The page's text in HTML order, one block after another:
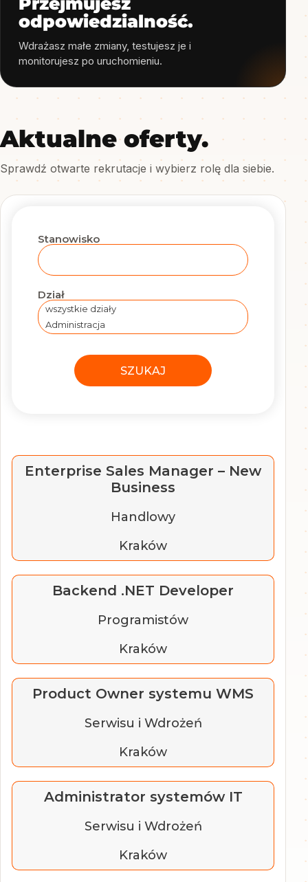
odpowiedzialność.
Wdrażasz małe zmiany, testujesz je i
monitorujesz po uruchomieniu.
Aktualne oferty.
Sprawdź otwarte rekrutacje i wybierz rolę dla siebie.
Stanowisko
Dział
Enterprise Sales Manager – New
Business
Handlowy
Kraków
Backend .NET Developer
Programistów
Kraków
Product Owner systemu WMS
Serwisu i Wdrożeń
Kraków
Administrator systemów IT
Serwisu i Wdrożeń
Kraków